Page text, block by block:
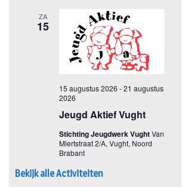
Bekijk alle Activiteiten